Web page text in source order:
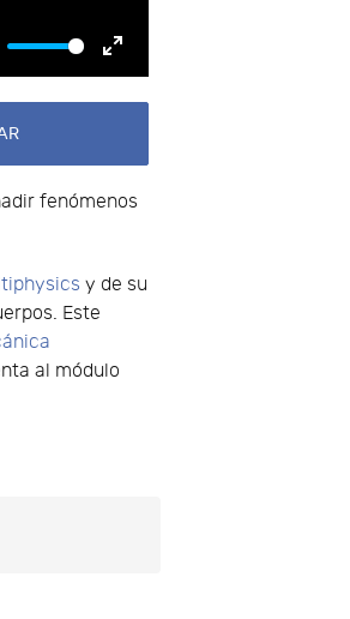
Enter fullscreen
fenómenos
y de su
Este
al módulo